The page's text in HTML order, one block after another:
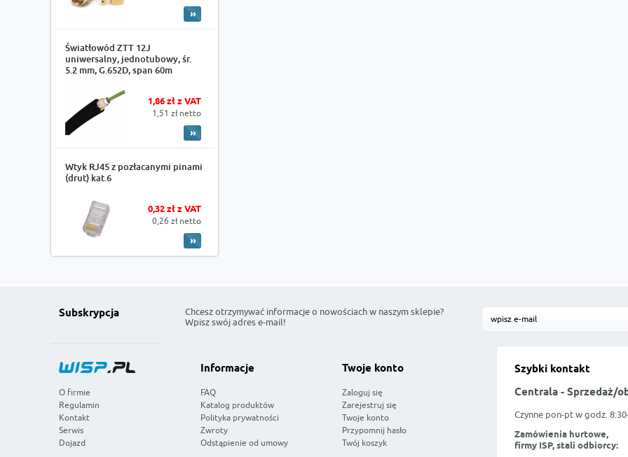
Światłowód ZTT 12J
uniwersalny, jednotubowy, śr.
5.2 mm, G.652D, span 60m
1,86 zł z VAT
1,51 zł netto
Wtyk RJ45 z pozłacanymi pinami
(drut) kat.6
0,32 zł z VAT
0,26 zł netto
Subskrypcja
Chcesz otrzymywać informacje o nowościach w naszym sklepie?
Wpisz swój adres e-mail!
Szybki kontakt
Centrala - Sprzedaż/
Czynne pon-pt w godz.
Zamówienia hurtowe,
firmy ISP, stali odbiorcy:
O firmie
Regulamin
Kontakt
Serwis
Dojazd
Informacje
FAQ
Katalog produktów
Polityka prywatności
Zwroty
Odstąpienie od umowy
Twoje konto
Zaloguj się
Zarejestruj się
Twoje konto
Przypomnij hasło
Twój koszyk